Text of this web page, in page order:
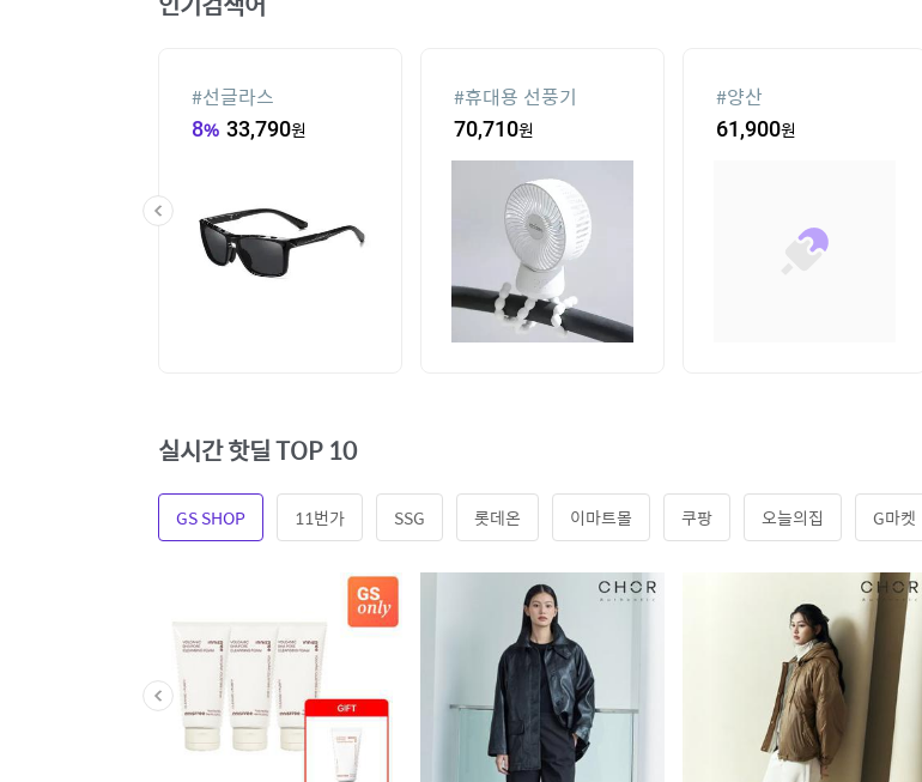
#선글라스
8% 33,790원
#휴대용 선풍기
70,710원
#양산
61,900원
실시간 핫딜 TOP 10
GS SHOP 11번가 SSG 롯데온 이마트몰 쿠팡 오늘의집 G마켓